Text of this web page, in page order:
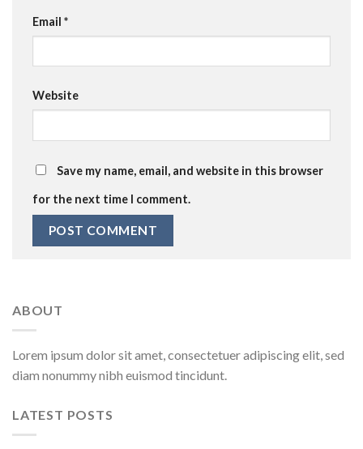
Email *
Website
Save my name, email, and website in this browser
for the next time I comment.
ABOUT
Lorem ipsum dolor sit amet, consectetuer adipiscing elit, sed
diam nonummy nibh euismod tincidunt.
LATEST POSTS